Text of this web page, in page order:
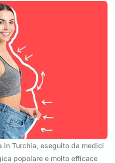
in Turchia, eseguito da medici
popolare e molto efficace